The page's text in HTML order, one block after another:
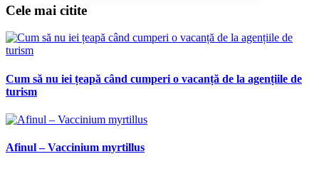
Cele mai citite
Cum să nu iei țeapă când cumperi o vacanță de la agențiile de
turism
Afinul – Vaccinium myrtillus